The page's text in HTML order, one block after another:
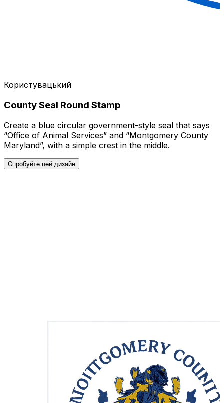
Користувацький
County Seal Round Stamp
Create a blue circular government-style seal that says
“Office of Animal Services” and “Montgomery County
Maryland”, with a simple crest in the middle.
Спробуйте цей дизайн